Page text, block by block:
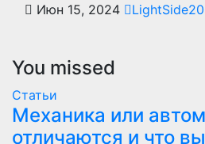
Июн 15, 2024
You missed
Статьи
Механика или
отличаются и что